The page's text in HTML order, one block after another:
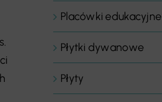
Placówki edukacyjne
Płytki dywanowe
Płyty